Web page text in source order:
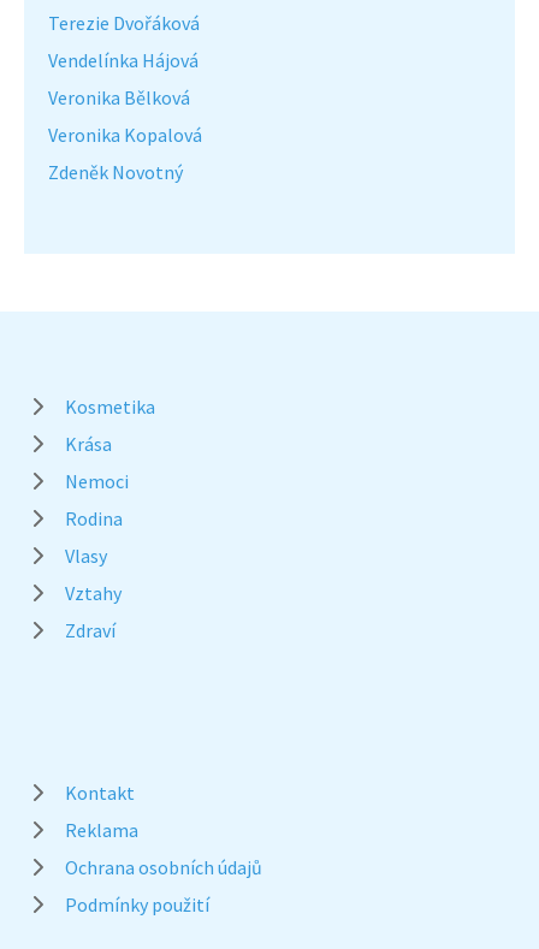
Terezie Dvořáková
Vendelínka Hájová
Veronika Bělková
Veronika Kopalová
Zdeněk Novotný
Kosmetika
Krása
Nemoci
Rodina
Vlasy
Vztahy
Zdraví
Kontakt
Reklama
Ochrana osobních údajů
Podmínky použití